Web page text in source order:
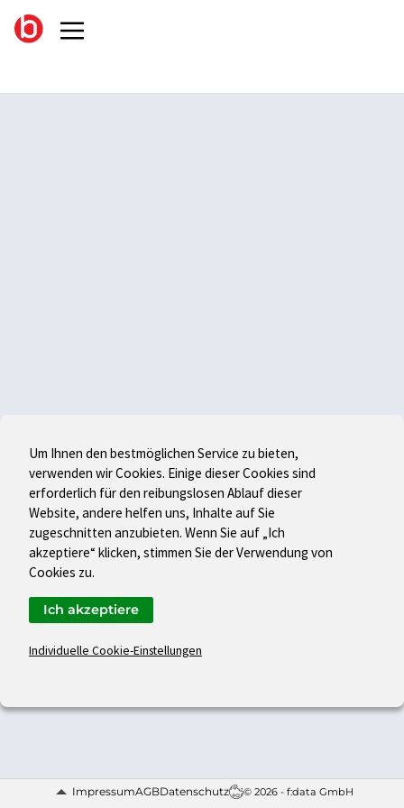
ImpressumAGBDatenschutz © 2026 - f:data GmbH
Um Ihnen den bestmöglichen Service zu bieten,
verwenden wir Cookies. Einige dieser Cookies sind
erforderlich für den reibungslosen Ablauf dieser
Website, andere helfen uns, Inhalte auf Sie
zugeschnitten anzubieten. Wenn Sie auf „Ich
akzeptiere“ klicken, stimmen Sie der Verwendung von
Cookies zu.
Individuelle Cookie-Einstellungen
Ich akzeptiere